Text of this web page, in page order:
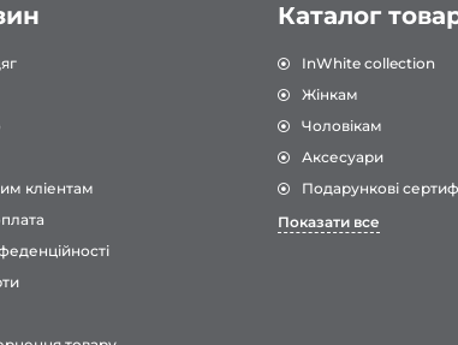
кліентам
Каталог
InWhite collection
Жінкам
Чоловікам
Аксесуари
Подарункові
Показати все